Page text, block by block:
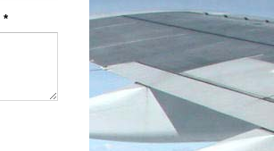
*